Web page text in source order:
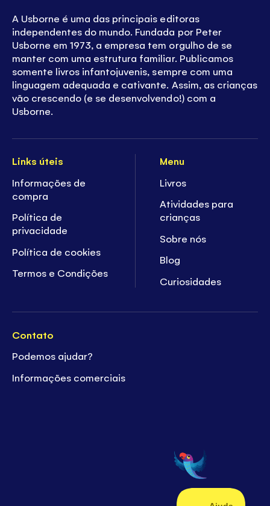
Links úteis
Informações de
compra
Política de
privacidade
Política de cookies
Termos e Condições
Menu
Livros
Atividades para
crianças
Sobre nós
Blog
Curiosidades
Contato
Podemos ajudar?
Informações comerciais
A Usborne é uma das principais editoras
independentes do mundo. Fundada por Peter
Usborne em 1973, a empresa tem orgulho de se
manter com uma estrutura familiar. Publicamos
somente livros infantojuvenis, sempre com uma
linguagem adequada e cativante. Assim, as crianças
vão crescendo (e se desenvolvendo!) com a
Usborne.